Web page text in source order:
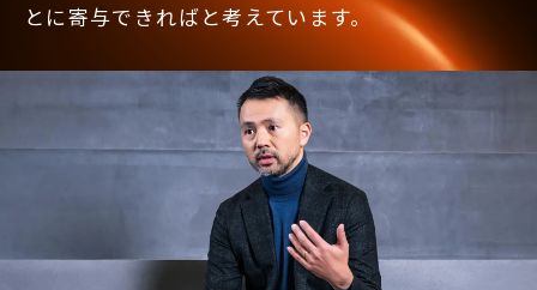
とに寄与できればと考えています。